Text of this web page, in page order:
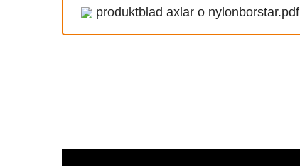
produktblad axlar o nylonborstar.pdf